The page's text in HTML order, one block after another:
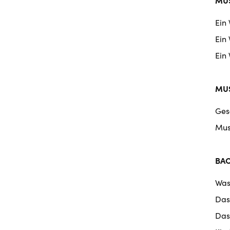
Ein
Ein
Ein